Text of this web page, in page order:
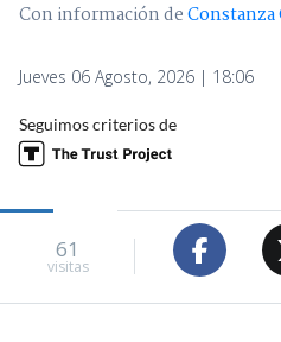
Con información de
Jueves 06 Agosto, 2026 | 18:06
Seguimos criterios de
61
visitas